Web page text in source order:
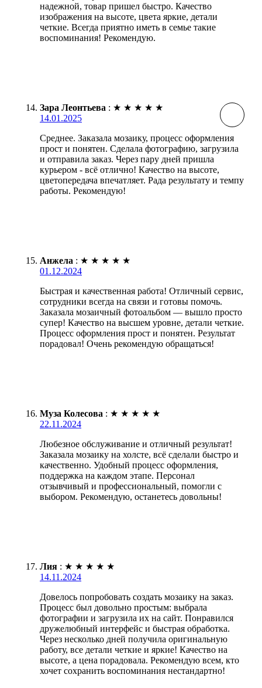
надежной, товар пришел быстро. Качество
изображения на высоте, цвета яркие, детали
четкие. Всегда приятно иметь в семье такие
воспоминания! Рекомендую.
Зара Леонтьева : ★ ★ ★ ★ ★
14.01.2025
Среднее. Заказала мозаику, процесс оформления
прост и понятен. Сделала фотографию, загрузила
и отправила заказ. Через пару дней пришла
курьером - всё отлично! Качество на высоте,
цветопередача впечатляет. Рада результату и темпу
работы. Рекомендую!
Анжела : ★ ★ ★ ★ ★
01.12.2024
Быстрая и качественная работа! Отличный сервис,
сотрудники всегда на связи и готовы помочь.
Заказала мозаичный фотоальбом — вышло просто
супер! Качество на высшем уровне, детали четкие.
Процесс оформления прост и понятен. Результат
порадовал! Очень рекомендую обращаться!
Муза Колесова : ★ ★ ★ ★ ★
22.11.2024
Любезное обслуживание и отличный результат!
Заказала мозаику на холсте, всё сделали быстро и
качественно. Удобный процесс оформления,
поддержка на каждом этапе. Персонал
отзывчивый и профессиональный, помогли с
выбором. Рекомендую, останетесь довольны!
Лия : ★ ★ ★ ★ ★
14.11.2024
Довелось попробовать создать мозаику на заказ.
Процесс был довольно простым: выбрала
фотографии и загрузила их на сайт. Понравился
дружелюбный интерфейс и быстрая обработка.
Через несколько дней получила оригинальную
работу, все детали четкие и яркие! Качество на
высоте, а цена порадовала. Рекомендую всем, кто
хочет сохранить воспоминания нестандартно!